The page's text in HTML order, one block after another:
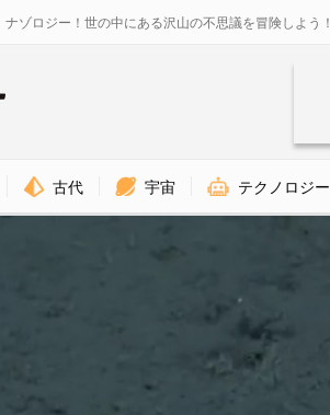
ゾロジー！世の中にある沢山の不思議を冒険しよう！
古代 宇宙 テクノロジー